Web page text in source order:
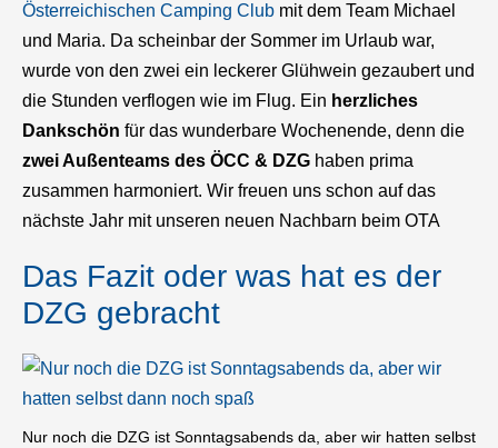
Österreichischen Camping Club mit dem Team Michael
und Maria. Da scheinbar der Sommer im Urlaub war,
wurde von den zwei ein leckerer Glühwein gezaubert und
die Stunden verflogen wie im Flug. Ein herzliches
Dankschön für das wunderbare Wochenende, denn die
zwei Außenteams des ÖCC & DZG haben prima
zusammen harmoniert. Wir freuen uns schon auf das
nächste Jahr mit unseren neuen Nachbarn beim OTA
Das Fazit oder was hat es der
DZG gebracht
Nur noch die DZG ist Sonntagsabends da, aber wir hatten selbst